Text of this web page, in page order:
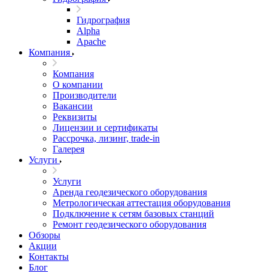
Гидрография
Alpha
Apache
Компания
Компания
О компании
Производители
Вакансии
Реквизиты
Лицензии и сертификаты
Рассрочка, лизинг, trade-in
Галерея
Услуги
Услуги
Аренда геодезического оборудования
Метрологическая аттестация оборудования
Подключение к сетям базовых станций
Ремонт геодезического оборудования
Обзоры
Акции
Контакты
Блог